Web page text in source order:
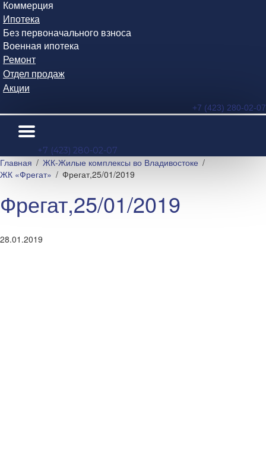
Коммерция
Ипотека
Без первоначального взноса
Военная ипотека
Ремонт
Отдел продаж
Акции
+7 (423) 280-02-07
+7 (423) 280-02-07
Главная
ЖК-Жилые комплексы во Владивостоке
ЖК «Фрегат»
Фрегат,25/01/2019
Фрегат,25/01/2019
28.01.2019